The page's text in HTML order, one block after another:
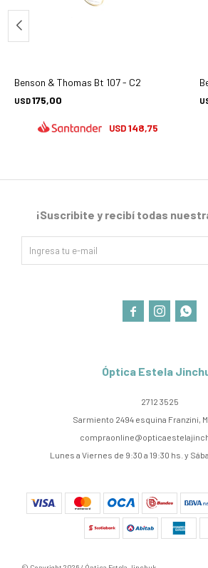
Benson & Thomas Bt 107 - C2
USD175,00
USD148,75
Óptica Estela
2712 3525
Sarmiento 2494 esquina Franzini,
Lunes a Viernes de 9:30 a 19:30 hs. y
¡Suscribite y recibí todas
  